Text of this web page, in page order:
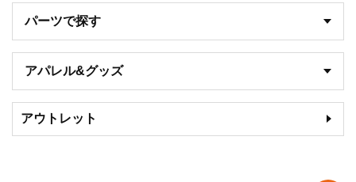
パーツで探す
アパレル&グッズ
アウトレット